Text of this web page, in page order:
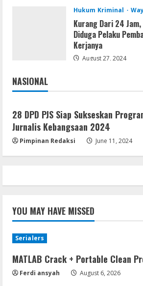
Kanan
August 5, 2026
Umum
Profil AKBP
Brimob Papua Kini
Hukum Kriminal
Kurang Dari 24
Diduga Pelaku
Kerjanya
August 27, 2024
NASIONAL
Jakarta
28 DPD PJS Siap Sukseskan
Jurnalis Kebangsaan 2024
Pimpinan Redaksi June 11, 2024
YOU MAY HAVE MISSED
Serialers
MATLAB Crack + Portable Clean
Ferdi ansyah August 6, 2026